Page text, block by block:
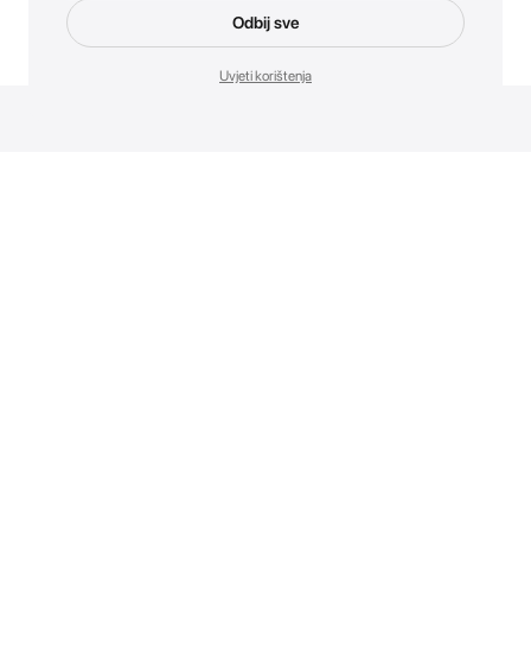
Odbij sve
Uvjeti korištenja